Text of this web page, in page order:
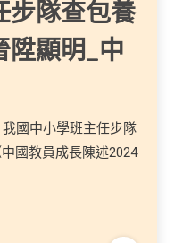
步隊查包養
陞顯明_中
國中小學班主任步隊
國教員成長陳述2024